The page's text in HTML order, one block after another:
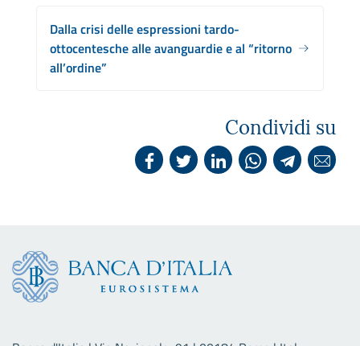
Dalla crisi delle espressioni tardo-
ottocentesche alle avanguardie e al “ritorno
all’ordine”
Condividi su